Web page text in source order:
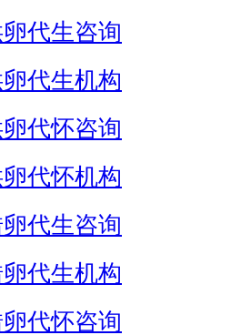
代生咨询
代生机构
代怀咨询
代怀机构
代生咨询
代生机构
代怀咨询